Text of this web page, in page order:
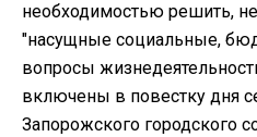
необходимостью решить,
"насущные социальные,
вопросы
включены в повестку дня
Запорожского городского